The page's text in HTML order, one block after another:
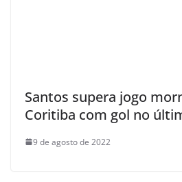
Santos supera jogo
Coritiba com gol no
9 de agosto de 2022